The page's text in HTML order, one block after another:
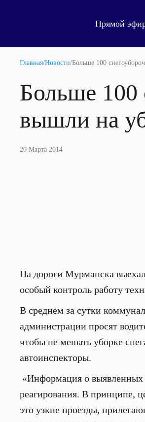
Прямой
Главная/Новости/Больше 100
Больше 100
вышли на
20 Марта 2014
На дороги Мурманска
особый контроль работу
В среднем за сутки
администрации просят
чтобы не мешать уборке
автоинспекторы.
«Информация о выявленных
реагирования. В принципе,
это узкие проезды,